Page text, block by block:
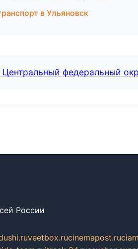
в Ульяновск
федеральный
России
veetbox.rucinemapost.ru